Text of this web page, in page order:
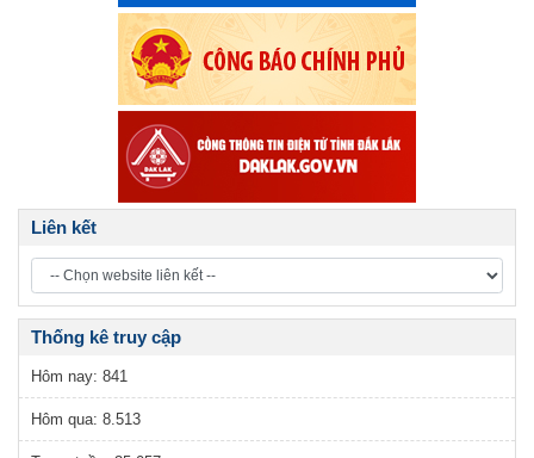
Liên kết
Thống kê truy cập
Hôm nay: 841
Hôm qua: 8.513